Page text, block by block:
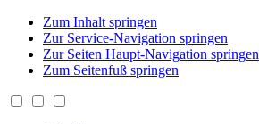
Zum Inhalt springen
Zur Service-Navigation springen
Zur Seiten Haupt-Navigation springen
Zum Seitenfuß springen